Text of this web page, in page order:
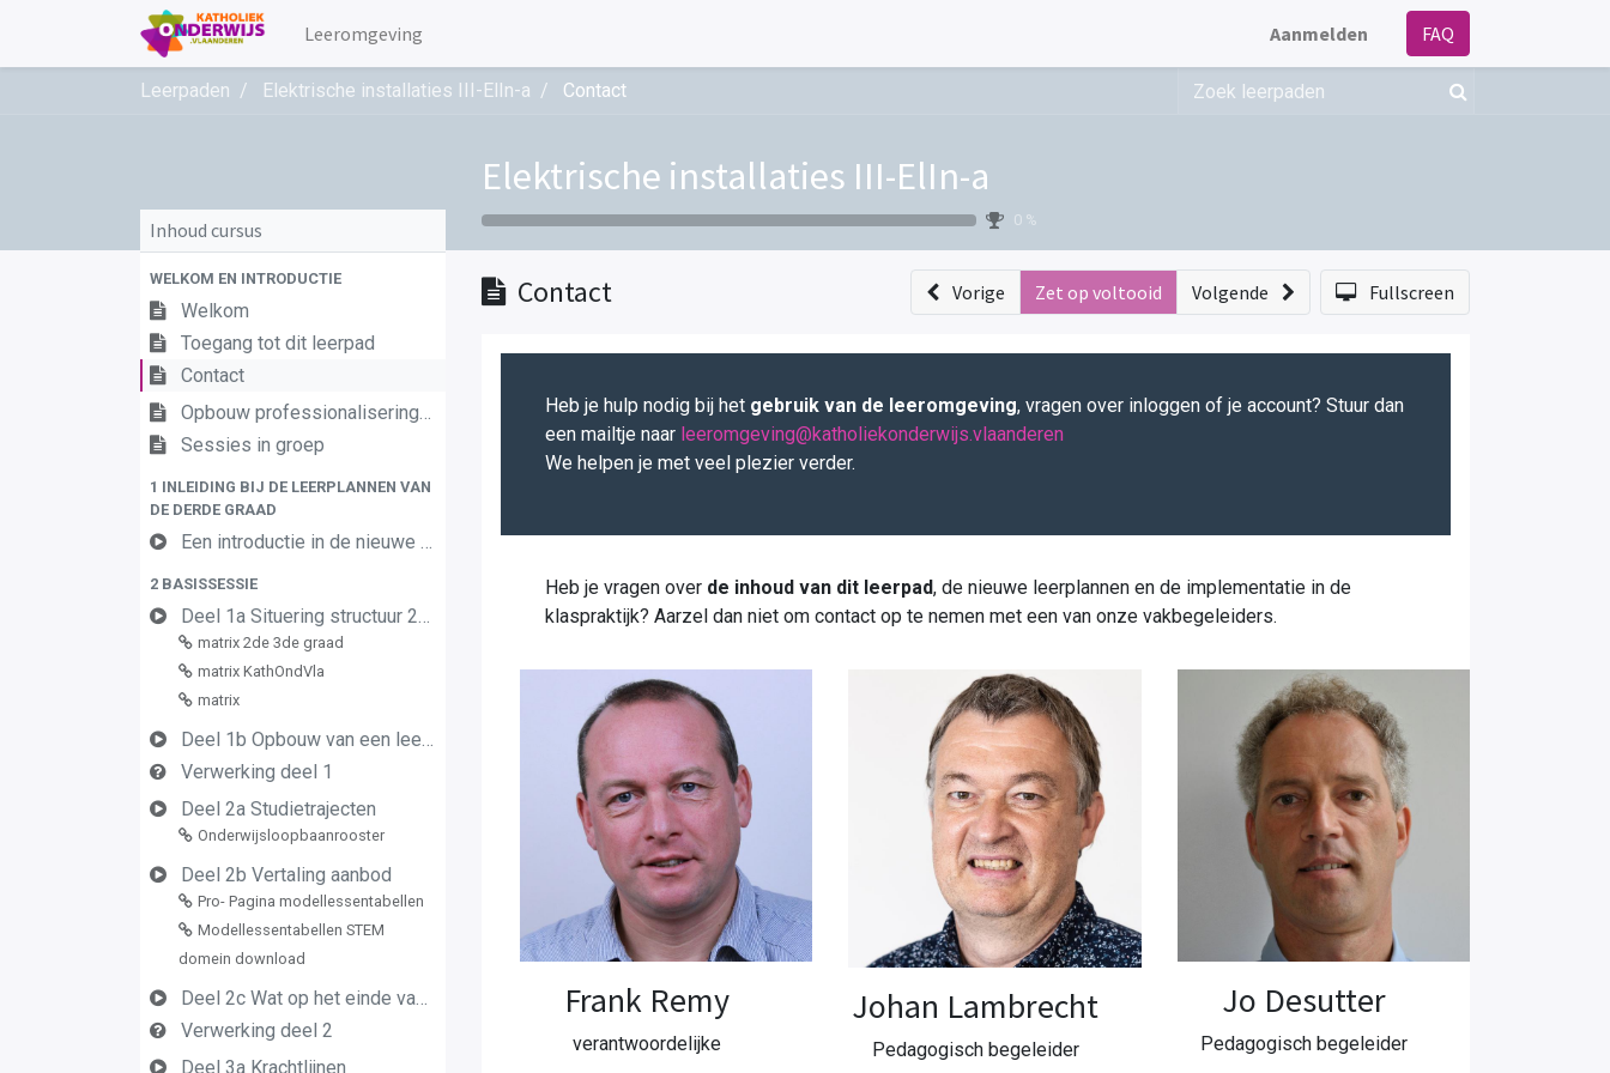
Leeromgeving Aanmelden FAQ
Leerpaden Elektrische installaties III-ElIn-a Contact
Elektrische installaties III-ElIn-a
0 %
Inhoud cursus
WELKOM EN INTRODUCTIE
Welkom
Toegang tot dit leerpad
Contact
Opbouw professionaliseringstraject
Sessies in groep
1 INLEIDING BIJ DE LEERPLANNEN VAN
DE DERDE GRAAD
Een introductie in de nieuwe leerplannen van de derde graad
2 BASISSESSIE
Deel 1a Situering structuur 2de en 3de graad
matrix 2de 3de graad
matrix KathOndVla
matrix
Deel 1b Opbouw van een leerplan vormingsconcept
Verwerking deel 1
Deel 2a Studietrajecten
Onderwijsloopbaanrooster
Deel 2b Vertaling aanbod
Pro- Pagina modellessentabellen
Modellessentabellen STEM
domein download
Deel 2c Wat op het einde van de graad
Verwerking deel 2
Deel 3a Krachtlijnen
Contact Vorige Zet op voltooid Volgende Fullscreen
Heb je hulp nodig bij het gebruik van de leeromgeving, vragen over inloggen of je account? Stuur dan
een mailtje naar leeromgeving@katholiekonderwijs.vlaanderen
We helpen je met veel plezier verder.
Heb je vragen over de inhoud van dit leerpad, de nieuwe leerplannen en de implementatie in de
klaspraktijk? Aarzel dan niet om contact op te nemen met een van onze vakbegeleiders.
Frank Remy
verantwoordelijke
Johan Lambrecht
Pedagogisch begeleider
Jo Desutter
Pedagogisch begeleider